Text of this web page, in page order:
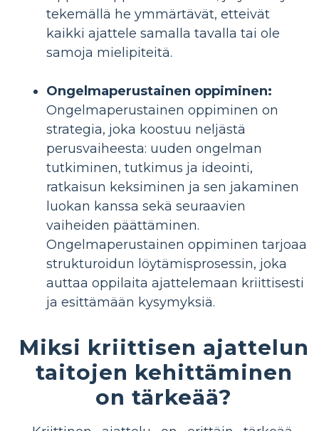
tekemällä he ymmärtävät, etteivät
kaikki ajattele samalla tavalla tai ole
samoja mielipiteitä.
Ongelmaperustainen oppiminen:
Ongelmaperustainen oppiminen on
strategia, joka koostuu neljästä
perusvaiheesta: uuden ongelman
tutkiminen, tutkimus ja ideointi,
ratkaisun keksiminen ja sen jakaminen
luokan kanssa sekä seuraavien
vaiheiden päättäminen.
Ongelmaperustainen oppiminen tarjoaa
strukturoidun löytämisprosessin, joka
auttaa oppilaita ajattelemaan kriittisesti
ja esittämään kysymyksiä.
Miksi kriittisen ajattelun
taitojen kehittäminen
on tärkeää?